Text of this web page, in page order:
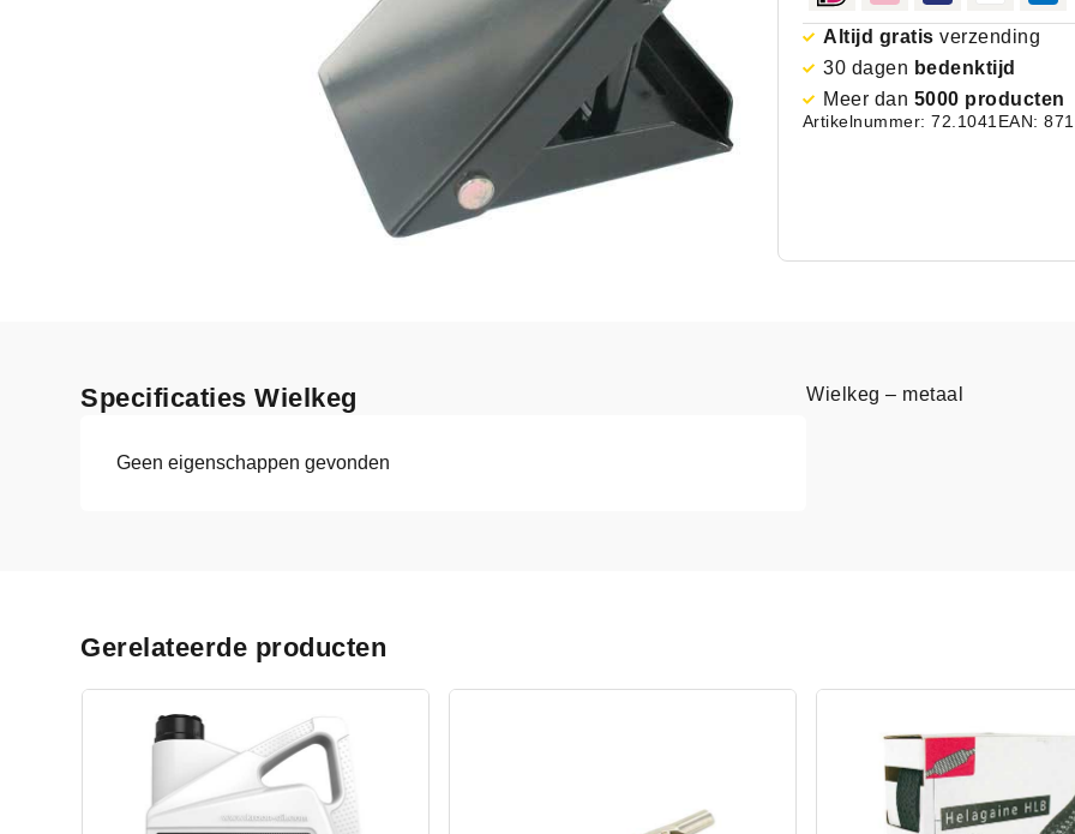
Altijd gratis verzending
30 dagen bedenktijd
Meer dan 5000 producten
Artikelnummer: 72.1041EAN:
Specificaties Wielkeg
Geen eigenschappen gevonden
Wielkeg – metaal
Gerelateerde producten